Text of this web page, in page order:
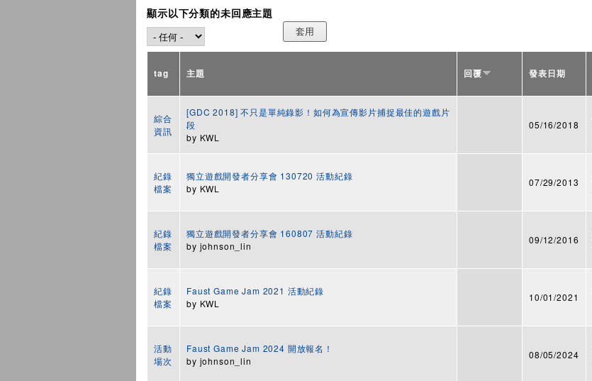
顯示以下分類的未回應主題
tag 主題 回覆 發表日期
綜合
資訊
[GDC 2018] 不只是單純錄影！如何為宣傳影片捕捉最佳的遊戲片
段
by KWL
05/16/2018
紀錄
檔案
獨立遊戲開發者分享會 130720 活動紀錄
by KWL
07/29/2013
紀錄
檔案
獨立遊戲開發者分享會 160807 活動紀錄
by johnson_lin
09/12/2016
紀錄
檔案
Faust Game Jam 2021 活動紀錄
by KWL
10/01/2021
活動
場次
Faust Game Jam 2024 開放報名！
by johnson_lin
08/05/2024